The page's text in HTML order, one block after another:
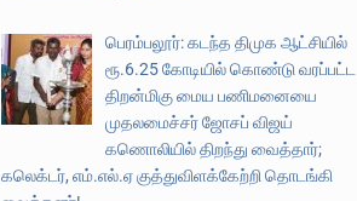
பெரம்பலூர்: கடந்த திமுக ஆட்சியில்
ரூ.6.25 கோடியில் கொண்டு வரப்பட்ட
திறன்மிகு மைய பணிமனையை
முதலமைச்சர் ஜோசப் விஜய்
கணொலியில் திறந்து வைத்தார்;
கலெக்டர், எம்.எல்.ஏ குத்துவிளக்கேற்றி தொடங்கி